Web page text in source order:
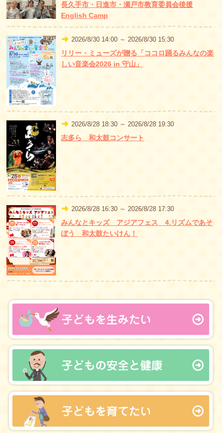
長久手市・日進市・瀬戸市教育委員会後援
English Camp
2026/8/30 14:00 ～ 2026/8/30 15:30
リリー・ミューズが贈る「ココロ踊るみんなの楽
しい音楽会2026 in 守山」
2026/8/28 18:30 ～ 2026/8/28 19:30
志多ら 和太鼓コンサート
2026/8/28 16:30 ～ 2026/8/28 17:30
みんなとキッズ アジアフェス 4.リズムであそ
ぼう 和太鼓たいけん！